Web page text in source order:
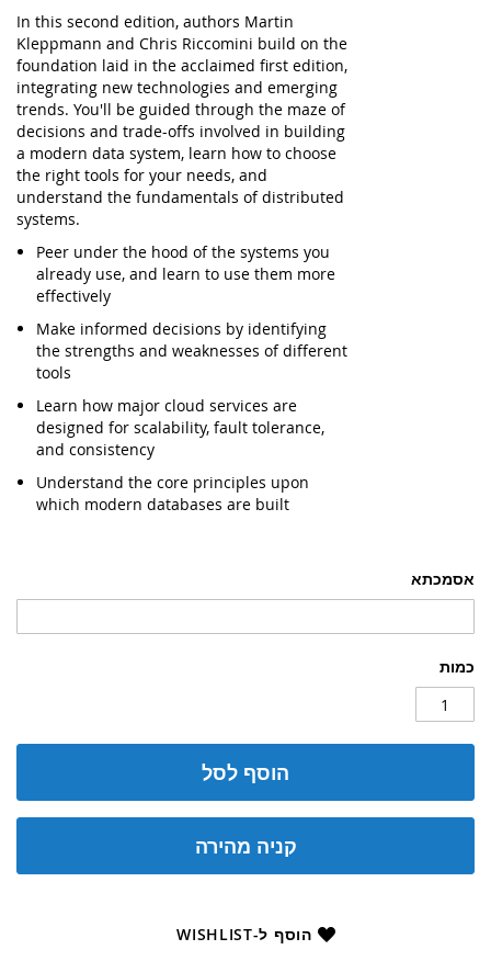
אסמכתא
כמות
הוסף לסל
קניה מהירה
הוסף ל-WISHLIST
In this second edition, authors Martin
Kleppmann and Chris Riccomini build on the
foundation laid in the acclaimed first edition,
integrating new technologies and emerging
trends. You'll be guided through the maze of
decisions and trade-offs involved in building
a modern data system, learn how to choose
the right tools for your needs, and
understand the fundamentals of distributed
systems.
Peer under the hood of the systems you
already use, and learn to use them more
effectively
Make informed decisions by identifying
the strengths and weaknesses of different
tools
Learn how major cloud services are
designed for scalability, fault tolerance,
and consistency
Understand the core principles upon
which modern databases are built